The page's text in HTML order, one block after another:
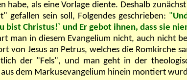
habe, als eine Vorlage diente. Deshalb
gefallen sein soll, Folgendes geschrieben: "
bist Christus!` und Er gebot ihnen, dass sie
man in diesem Evangelium nicht, auch nicht
von Jesus an Petrus, welches die Romkirche
der "Fels", und man geht in der
dem Markusevangelium hinein montiert